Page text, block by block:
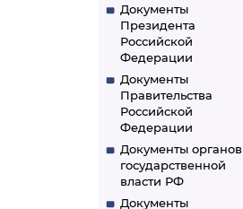
Документы
Президента
Российской
Федерации
Документы
Правительства
Российской
Федерации
Документы органов
государственной
власти РФ
Документы